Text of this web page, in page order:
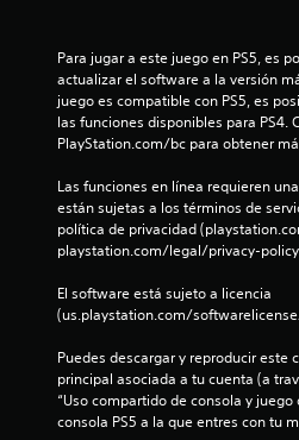
Para jugar a este juego en PS5, es
actualizar el software a la versión
juego es compatible con PS5, es
las funciones disponibles para PS4.
PlayStation.com/bc para obtener
Las funciones en línea requieren
están sujetas a los términos de
política de privacidad
playstation.com/legal/privacy-
El software está sujeto a licencia
(us.playstation.com/
Puedes descargar y reproducir este
principal asociada a tu cuenta (a
“Uso compartido de consola y
consola PS5 a la que entres con tu